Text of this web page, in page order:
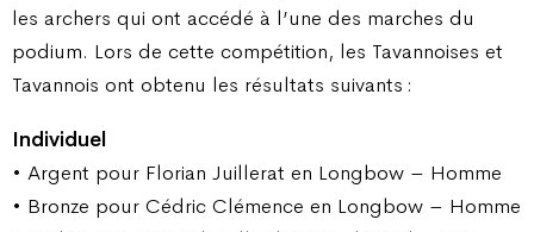
les archers qui ont accédé à l’une des marches du
podium. Lors de cette compétition, les Tavannoises et
Tavannois ont obtenu les résultats suivants :
Individuel
• Argent pour Florian Juillerat en Longbow – Homme
• Bronze pour Cédric Clémence en Longbow – Homme